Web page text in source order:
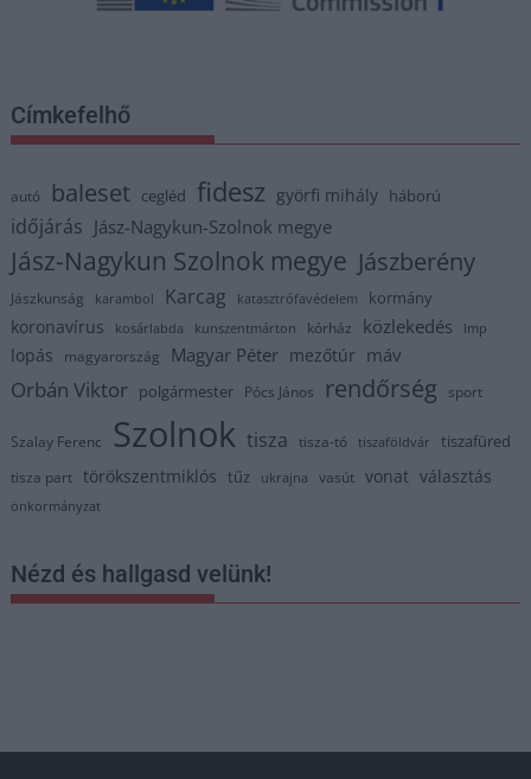
Címkefelhő
autó baleset cegléd fidesz györfi mihály háború
időjárás Jász-Nagykun-Szolnok megye
Jász-Nagykun Szolnok megye Jászberény
Jászkunság karambol Karcag katasztrófavédelem kormány
koronavírus kosárlabda kunszentmárton kórház közlekedés lmp
lopás magyarország Magyar Péter mezőtúr máv
Orbán Viktor polgármester Pócs János rendőrség sport
Szalay Ferenc Szolnok tisza tisza-tó tiszaföldvár tiszafüred
tisza part törökszentmiklós tűz ukrajna vasút vonat választás
önkormányzat
Nézd és hallgasd velünk!